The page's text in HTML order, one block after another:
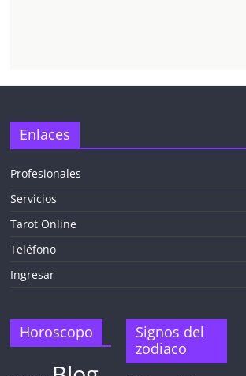
TAROT GRATIS
Enlaces
Profesionales
Servicios
Tarot Online
Teléfono
Ingresar
Horoscopo
Signos del
zodiaco